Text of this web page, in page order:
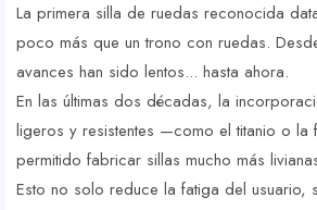
La primera silla de ruedas reconocida
poco más que un trono con ruedas.
avances han sido lentos... hasta ahora.
En las últimas dos décadas, la
ligeros y resistentes —como el titanio o
permitido fabricar sillas mucho más
Esto no solo reduce la fatiga del usuario,